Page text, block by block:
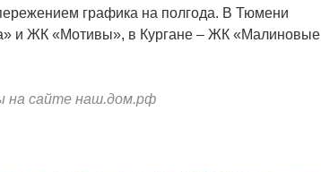
графика на полгода. В Тюмени
и ЖК «Мотивы», в Кургане – ЖК «Малиновые
на сайте наш.дом.рф